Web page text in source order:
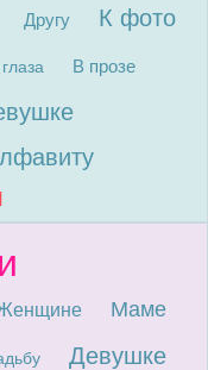
Другу К фото
В прозе
Маме
Девушке